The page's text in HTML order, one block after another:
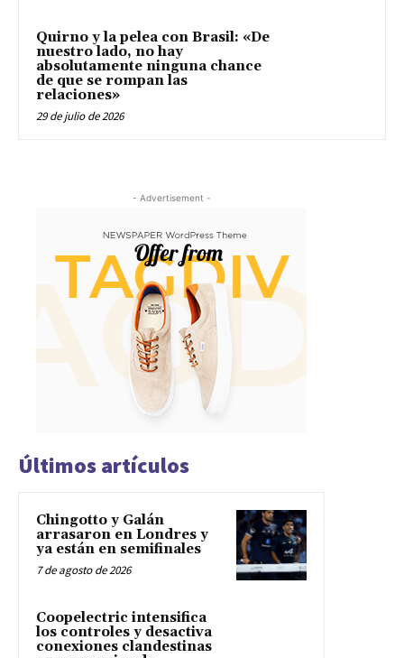
Quirno y la pelea con Brasil: «De
nuestro lado, no hay
absolutamente ninguna chance
de que se rompan las
relaciones»
29 de julio de 2026
- Advertisement -
Últimos artículos
Chingotto y Galán
arrasaron en Londres y
ya están en semifinales
7 de agosto de 2026
Coopelectric intensifica
los controles y desactiva
conexiones clandestinas